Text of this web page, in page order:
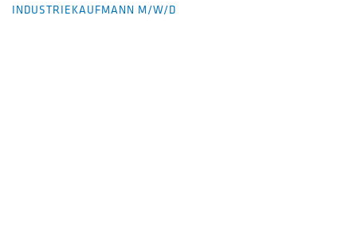
INDUSTRIEKAUFMANN M/W/D